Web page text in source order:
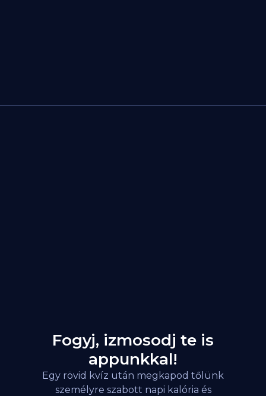
Fogyj, izmosodj te is
appunkkal!
Egy rövid kvíz után megkapod tőlünk
személyre szabott napi kalória és